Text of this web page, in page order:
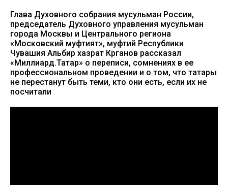
Глава Духовного собрания мусульман России,
председатель Духовного управления мусульман
города Москвы и Центрального региона
«Московский муфтият», муфтий Республики
Чувашия Альбир хазрат Крганов рассказал
«Миллиард.Татар» о переписи, сомнениях в ее
профессиональном проведении и о том, что татары
не перестанут быть теми, кто они есть, если их не
посчитали